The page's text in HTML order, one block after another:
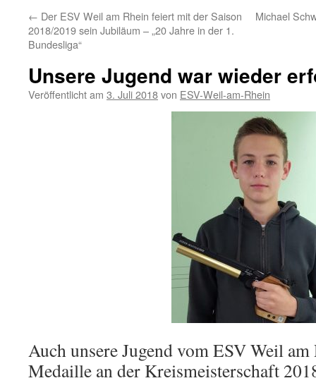
← Der ESV Weil am Rhein feiert mit der Saison
2018/2019 sein Jubiläum – „20 Jahre in der 1.
Bundesliga“
Michael
Unsere Jugend war wieder
Veröffentlicht am 3. Juli 2018von ESV-Weil-am-Rhein
Auch unsere Jugend vom ESV Weil
Medaille an der Kreismeisterschaft